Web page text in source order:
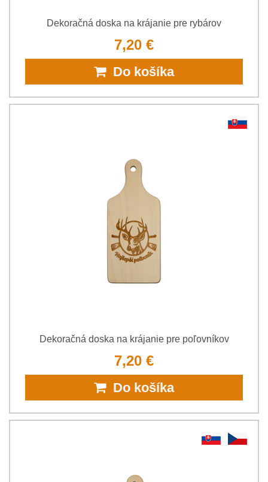
Dekoračná doska na krájanie pre rybárov
7,20 €
Do košíka
Dekoračná doska na krájanie pre poľovníkov
7,20 €
Do košíka